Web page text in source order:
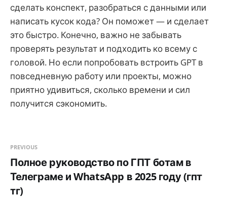
сделать конспект, разобраться с данными или
написать кусок кода? Он поможет — и сделает
это быстро. Конечно, важно не забывать
проверять результат и подходить ко всему с
головой. Но если попробовать встроить GPT в
повседневную работу или проекты, можно
приятно удивиться, сколько времени и сил
получится сэкономить.
PREVIOUS
Полное руководство по ГПТ ботам в
Телеграме и WhatsApp в 2025 году (гпт
тг)